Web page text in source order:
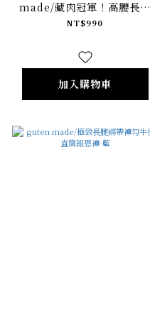
made/藏肉冠軍！高腰長腿
橫條紋機場褲-黑底白條
NT$990
加入購物車